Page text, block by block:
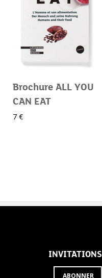
Brochure ALL YOU
CAN EAT
7 €
INVITATIONS
ABONNER